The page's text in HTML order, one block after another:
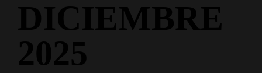
DICIEMBRE
2025